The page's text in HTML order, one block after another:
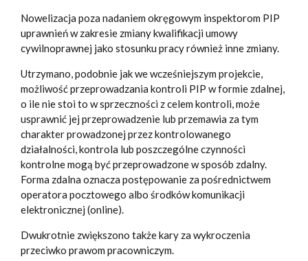
Nowelizacja poza nadaniem okręgowym inspektorom PIP
uprawnień w zakresie zmiany kwalifikacji umowy
cywilnoprawnej jako stosunku pracy również inne zmiany.
Utrzymano, podobnie jak we wcześniejszym projekcie,
możliwość przeprowadzania kontroli PIP w formie zdalnej,
o ile nie stoi to w sprzeczności z celem kontroli, może
usprawnić jej przeprowadzenie lub przemawia za tym
charakter prowadzonej przez kontrolowanego
działalności, kontrola lub poszczególne czynności
kontrolne mogą być przeprowadzone w sposób zdalny.
Forma zdalna oznacza postępowanie za pośrednictwem
operatora pocztowego albo środków komunikacji
elektronicznej (online).
Dwukrotnie zwiększono także kary za wykroczenia
przeciwko prawom pracowniczym.